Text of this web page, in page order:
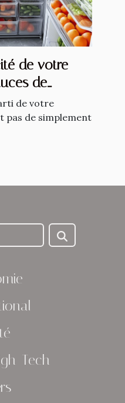
de votre
de
de votre
pas de simplement
Tech